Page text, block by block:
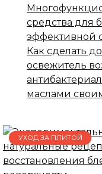
средства для
эффективной
Как сделать
освежитель
маслами
УХОД ЗА ПЛИТОЙ